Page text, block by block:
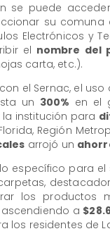
se puede
su comuna
Electrónicos y
el nombre del
carta, etc.).
el Sernac, el
un 300% en el
institución para
Región
arrojó un
específico para
los productos
a
los residentes de